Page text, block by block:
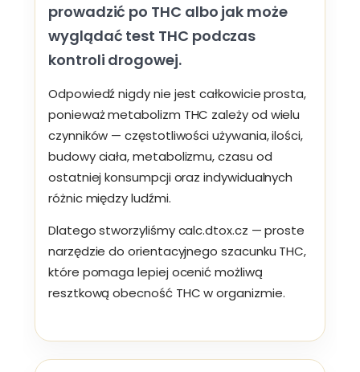
prowadzić po THC albo jak może
wyglądać test THC podczas
kontroli drogowej.
Odpowiedź nigdy nie jest całkowicie prosta,
ponieważ metabolizm THC zależy od wielu
czynników — częstotliwości używania, ilości,
budowy ciała, metabolizmu, czasu od
ostatniej konsumpcji oraz indywidualnych
różnic między ludźmi.
Dlatego stworzyliśmy calc.dtox.cz — proste
narzędzie do orientacyjnego szacunku THC,
które pomaga lepiej ocenić możliwą
resztkową obecność THC w organizmie.